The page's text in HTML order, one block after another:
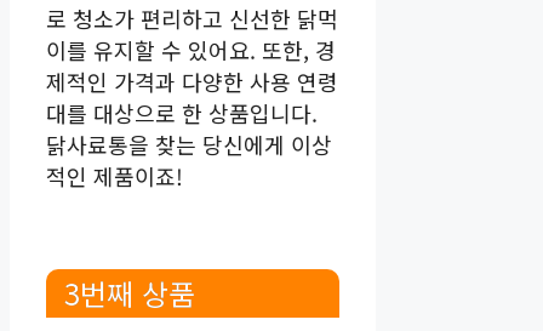
로 청소가 편리하고 신선한 닭먹
이를 유지할 수 있어요. 또한, 경
제적인 가격과 다양한 사용 연령
대를 대상으로 한 상품입니다.
닭사료통을 찾는 당신에게 이상
적인 제품이죠!
3번째 상품